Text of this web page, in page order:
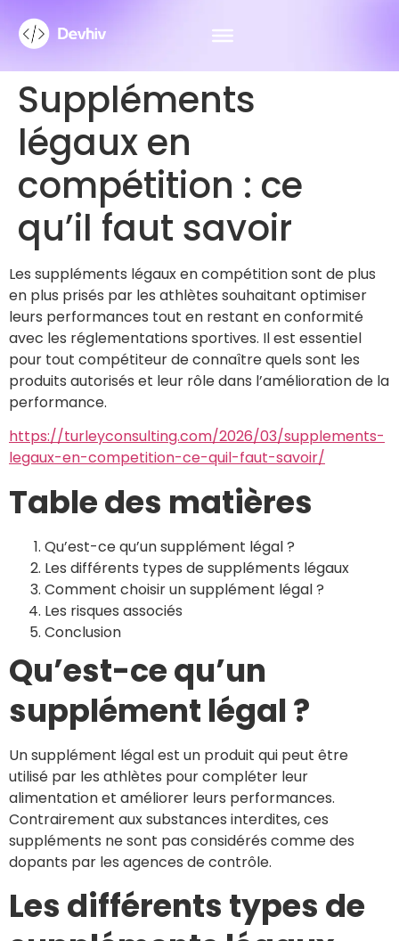
Suppléments
légaux en
compétition : ce
qu’il faut savoir
Les suppléments légaux en compétition sont de plus
en plus prisés par les athlètes souhaitant optimiser
leurs performances tout en restant en conformité
avec les réglementations sportives. Il est essentiel
pour tout compétiteur de connaître quels sont les
produits autorisés et leur rôle dans l’amélioration de la
performance.
https://turleyconsulting.com/2026/03/supplements-
legaux-en-competition-ce-quil-faut-savoir/
Table des matières
Qu’est-ce qu’un supplément légal ?
Les différents types de suppléments légaux
Comment choisir un supplément légal ?
Les risques associés
Conclusion
Qu’est-ce qu’un
supplément légal ?
Un supplément légal est un produit qui peut être
utilisé par les athlètes pour compléter leur
alimentation et améliorer leurs performances.
Contrairement aux substances interdites, ces
suppléments ne sont pas considérés comme des
dopants par les agences de contrôle.
Les différents types de